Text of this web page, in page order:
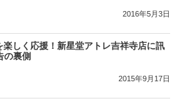
2016年5月3日
楽しく応援！新星堂アトレ吉祥寺店に訊
の裏側
2015年9月17日